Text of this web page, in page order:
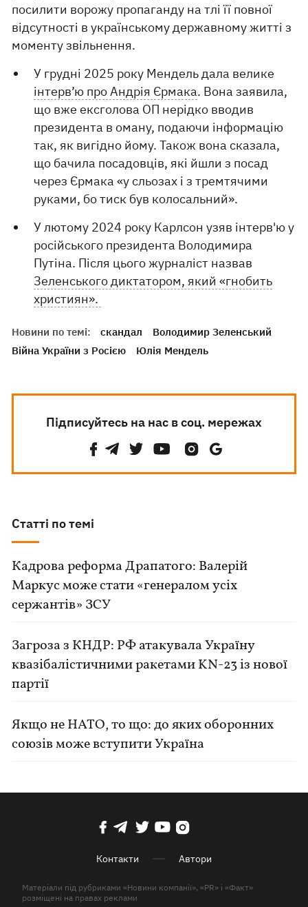
посилити ворожу пропаганду на тлі її повної
відсутності в українському державному житті з
моменту звільнення.
У грудні 2025 року Мендель дала велике
інтерв’ю про Андрія Єрмака. Вона заявила,
що вже ексголова ОП нерідко вводив
президента в оману, подаючи інформацію
так, як вигідно йому. Також вона сказала,
що бачила посадовців, які йшли з посад
через Єрмака «у сльозах і з тремтячими
руками, бо тиск був колосальний».
У лютому 2024 року Карлсон узяв інтерв'ю у
російського президента Володимира
Путіна. Після цього журналіст назвав
Зеленського диктатором, який «гнобить
християн».
Новини по темі: скандал
Володимир Зеленський
Війна України з Росією
Юлія Мендель
Підписуйтесь на нас в соц. мережах
Статті по темі
Кадрова реформа Драпатого: Валерій
Маркус може стати «генералом усіх
сержантів» ЗСУ
Загроза з КНДР: РФ атакувала Україну
квазібалістичними ракетами KN-23 із нової
партії
Якщо не НАТО, то що: до яких оборонних
союзів може вступити Україна
Контакти Автори
Матеріали під рубриками «Новини компанії», «PR» і «Факт»
розміщені на правах реклами